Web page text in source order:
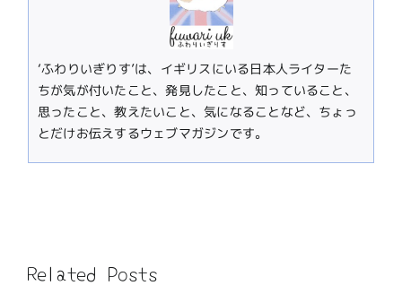
‘ふわりいぎりす’は、イギリスにいる日本人ライターた
ちが気が付いたこと、発見したこと、知っていること、
思ったこと、教えたいこと、気になることなど、ちょっ
とだけお伝えするウェブマガジンです。
Related Posts